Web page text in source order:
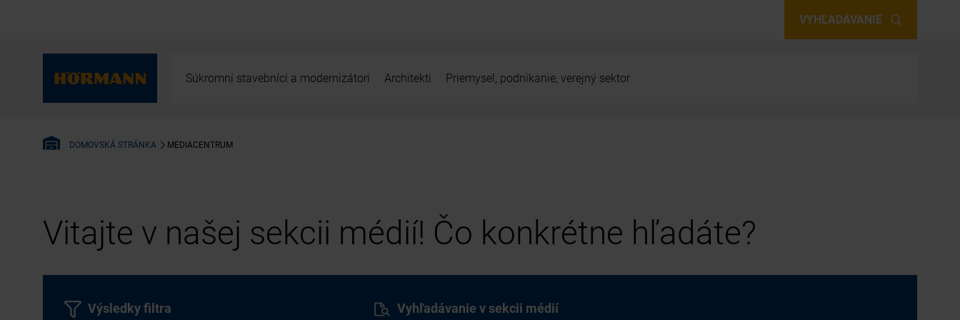
VYHĽADÁVANIE
Súkromní stavebníci a modernizátori Architekti Priemysel, podnikanie, verejný sektor
DOMOVSKÁ STRÁNKA MEDIACENTRUM
Vitajte v našej sekcii médií! Čo konkrétne hľadáte?
Vyhľadávanie v sekcii médií
Výsledky filtra